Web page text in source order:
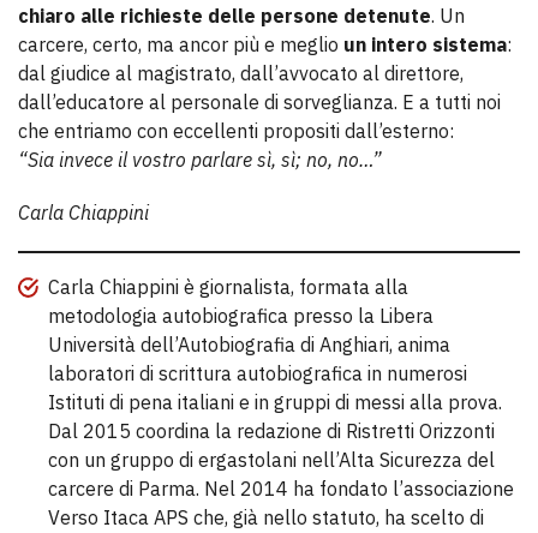
chiaro alle richieste delle persone detenute. Un
carcere, certo, ma ancor più e meglio un intero sistema:
dal giudice al magistrato, dall’avvocato al direttore,
dall’educatore al personale di sorveglianza. E a tutti noi
che entriamo con eccellenti propositi dall’esterno:
“Sia invece il vostro parlare sì, sì; no, no…”
Carla Chiappini
Carla Chiappini è giornalista, formata alla
metodologia autobiografica presso la Libera
Università dell’Autobiografia di Anghiari, anima
laboratori di scrittura autobiografica in numerosi
Istituti di pena italiani e in gruppi di messi alla prova.
Dal 2015 coordina la redazione di Ristretti Orizzonti
con un gruppo di ergastolani nell’Alta Sicurezza del
carcere di Parma. Nel 2014 ha fondato l’associazione
Verso Itaca APS che, già nello statuto, ha scelto di